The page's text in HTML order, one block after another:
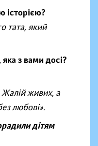
історією?
тата, який
з вами досі?
Жалій живих, а
любові».
дітям